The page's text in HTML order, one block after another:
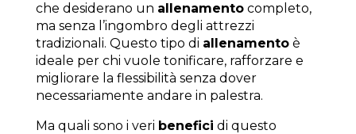
che desiderano un allenamentocompleto,
ma senza l’ingombro degli attrezzi
tradizionali. Questo tipo di allenamentoè
ideale per chi vuole tonificare, rafforzare e
migliorare la flessibilità senza dover
necessariamente andare in palestra.
Ma quali sono i veri benefici di questo